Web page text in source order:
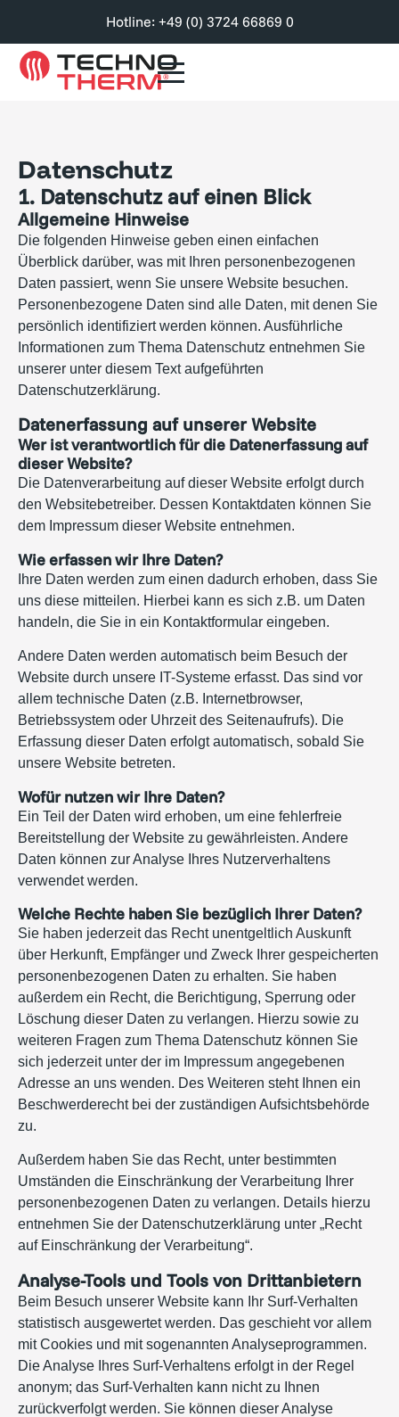
Hotline: +49 (0) 3724 66869 0
Datenschutz
1. Datenschutz auf einen Blick
Allgemeine Hinweise
Die folgenden Hinweise geben einen einfachen
Überblick darüber, was mit Ihren personenbezogenen
Daten passiert, wenn Sie unsere Website besuchen.
Personenbezogene Daten sind alle Daten, mit denen Sie
persönlich identifiziert werden können. Ausführliche
Informationen zum Thema Datenschutz entnehmen Sie
unserer unter diesem Text aufgeführten
Datenschutzerklärung.
Datenerfassung auf unserer Website
Wer ist verantwortlich für die Datenerfassung auf
dieser Website?
Die Datenverarbeitung auf dieser Website erfolgt durch
den Websitebetreiber. Dessen Kontaktdaten können Sie
dem Impressum dieser Website entnehmen.
Wie erfassen wir Ihre Daten?
Ihre Daten werden zum einen dadurch erhoben, dass Sie
uns diese mitteilen. Hierbei kann es sich z.B. um Daten
handeln, die Sie in ein Kontaktformular eingeben.
Andere Daten werden automatisch beim Besuch der
Website durch unsere IT-Systeme erfasst. Das sind vor
allem technische Daten (z.B. Internetbrowser,
Betriebssystem oder Uhrzeit des Seitenaufrufs). Die
Erfassung dieser Daten erfolgt automatisch, sobald Sie
unsere Website betreten.
Wofür nutzen wir Ihre Daten?
Ein Teil der Daten wird erhoben, um eine fehlerfreie
Bereitstellung der Website zu gewährleisten. Andere
Daten können zur Analyse Ihres Nutzerverhaltens
verwendet werden.
Welche Rechte haben Sie bezüglich Ihrer Daten?
Sie haben jederzeit das Recht unentgeltlich Auskunft
über Herkunft, Empfänger und Zweck Ihrer gespeicherten
personenbezogenen Daten zu erhalten. Sie haben
außerdem ein Recht, die Berichtigung, Sperrung oder
Löschung dieser Daten zu verlangen. Hierzu sowie zu
weiteren Fragen zum Thema Datenschutz können Sie
sich jederzeit unter der im Impressum angegebenen
Adresse an uns wenden. Des Weiteren steht Ihnen ein
Beschwerderecht bei der zuständigen Aufsichtsbehörde
zu.
Außerdem haben Sie das Recht, unter bestimmten
Umständen die Einschränkung der Verarbeitung Ihrer
personenbezogenen Daten zu verlangen. Details hierzu
entnehmen Sie der Datenschutzerklärung unter „Recht
auf Einschränkung der Verarbeitung“.
Analyse-Tools und Tools von Drittanbietern
Beim Besuch unserer Website kann Ihr Surf-Verhalten
statistisch ausgewertet werden. Das geschieht vor allem
mit Cookies und mit sogenannten Analyseprogrammen.
Die Analyse Ihres Surf-Verhaltens erfolgt in der Regel
anonym; das Surf-Verhalten kann nicht zu Ihnen
zurückverfolgt werden. Sie können dieser Analyse